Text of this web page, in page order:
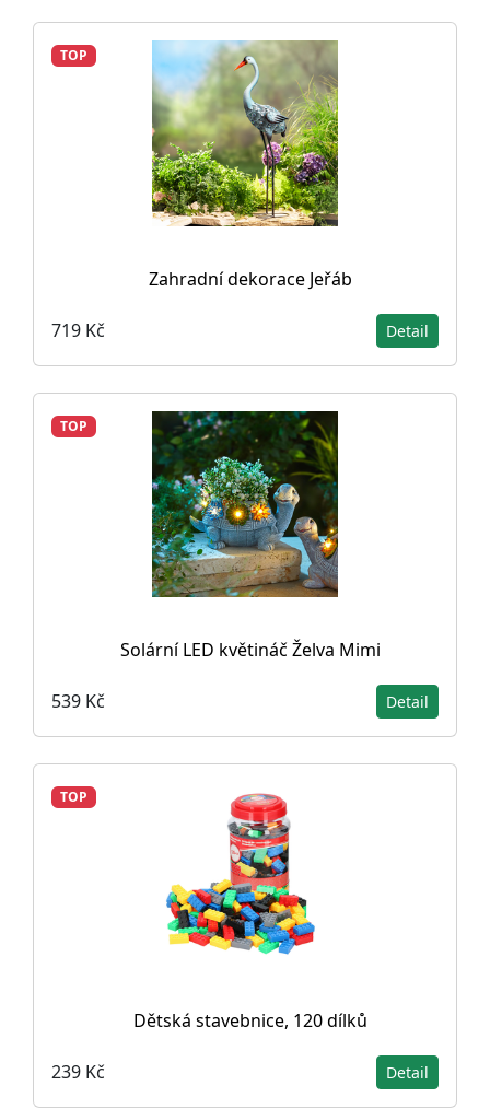
TOP
Zahradní dekorace Jeřáb
719 Kč Detail
TOP
Solární LED květináč Želva Mimi
539 Kč Detail
TOP
Dětská stavebnice, 120 dílků
239 Kč Detail